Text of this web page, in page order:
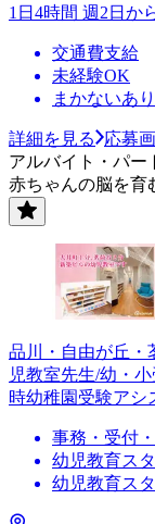
1日4時間 週2日か
交通費支給
未経験OK
まかないあり
詳細を見る
応募
アルバイト・パー
赤ちゃんの脳を育
品川・自由が丘・
児教室先生/幼・
時幼稚園受験アシ
事務・受付
幼児教育ス
幼児教育ス